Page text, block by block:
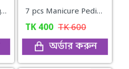
Recharging Drinking Water Pump 7 pcs Manicure Pedicure Nail Cutter Box Set Stainless Steel
TK 400 TK600
অর্ডার করুন